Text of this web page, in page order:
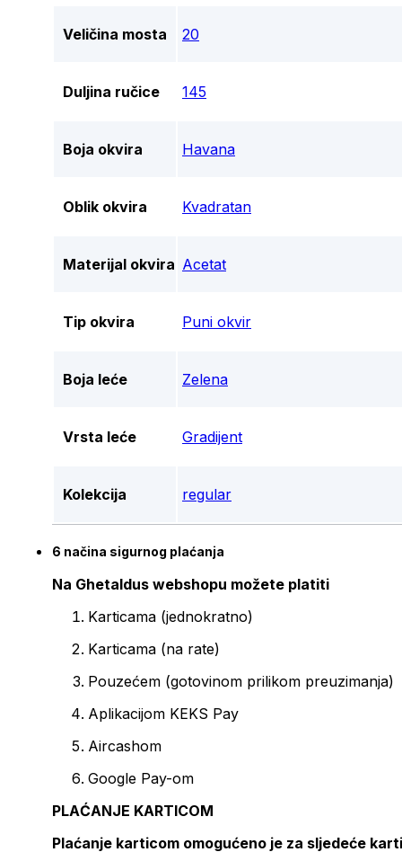
Veličina mosta 20
Duljina ručice 145
Boja okvira Havana
Oblik okvira Kvadratan
Materijal okvira Acetat
Tip okvira Puni okvir
Boja leće Zelena
Vrsta leće Gradijent
Kolekcija regular
6 načina sigurnog plaćanja
Na Ghetaldus webshopu možete platiti
Karticama (jednokratno)
Karticama (na rate)
Pouzećem (gotovinom prilikom preuzimanja)
Aplikacijom KEKS Pay
Aircashom
Google Pay-om
PLAĆANJE KARTICOM
Plaćanje karticom omogućeno je za sljedeće